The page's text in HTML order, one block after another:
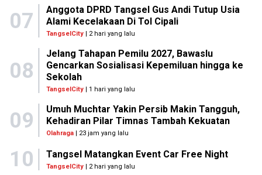
07
Anggota DPRD Tangsel Gus Andi Tutup Usia
Alami Kecelakaan Di Tol Cipali
TangselCity| 2 hari yang lalu
08
Jelang Tahapan Pemilu 2027, Bawaslu
Gencarkan Sosialisasi Kepemiluan hingga ke
Sekolah
TangselCity| 1 hari yang lalu
09
Umuh Muchtar Yakin Persib Makin Tangguh,
Kehadiran Pilar Timnas Tambah Kekuatan
Olahraga| 23 jam yang lalu
10 Tangsel Matangkan Event Car Free Night
TangselCity | 2 hari yang lalu